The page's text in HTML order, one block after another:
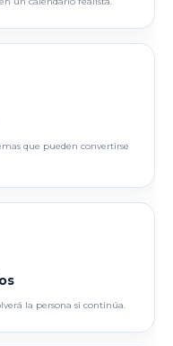
que pueden convertirse
la persona si continúa.